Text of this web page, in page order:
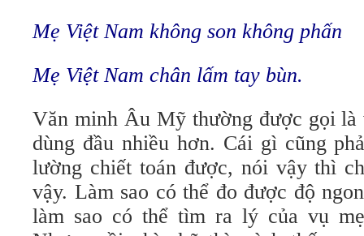
Mẹ Việt Nam không son không phấn
Mẹ Việt Nam chân lấm tay bùn.
Văn minh Âu Mỹ thường được gọi là
dùng đầu nhiều hơn. Cái gì cũng
lường chiết toán được, nói vậy thì
vậy. Làm sao có thể đo được độ
làm sao có thể tìm ra lý của vụ